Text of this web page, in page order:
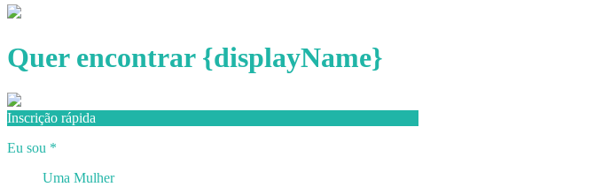
Quer encontrar {displayName}
Inscrição rápida
Eu sou *
Uma Mulher